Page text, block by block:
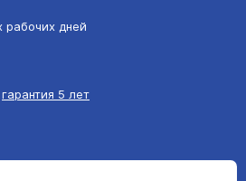
рабочих дней
гарантия 5 лет